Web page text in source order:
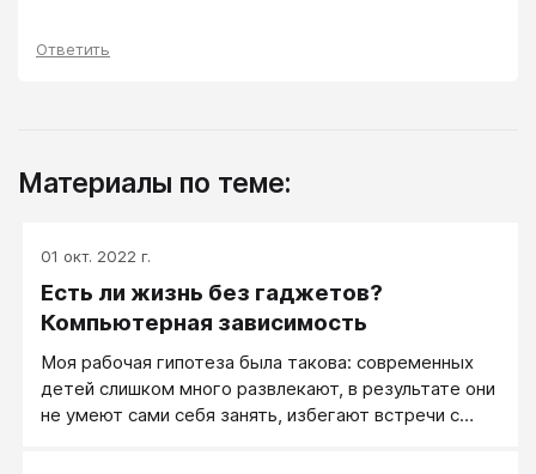
Ответить
Материалы по теме:
01 окт. 2022 г.
Есть ли жизнь без гаджетов?
Компьютерная зависимость
Моя рабочая гипотеза была такова: современных
детей слишком много развлекают, в результате они
не умеют сами себя занять, избегают встречи с